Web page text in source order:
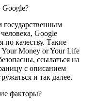
Google
качеству. Такие
Money or Your Life
ссылаться на
с описанием
и так далее.
факторы?